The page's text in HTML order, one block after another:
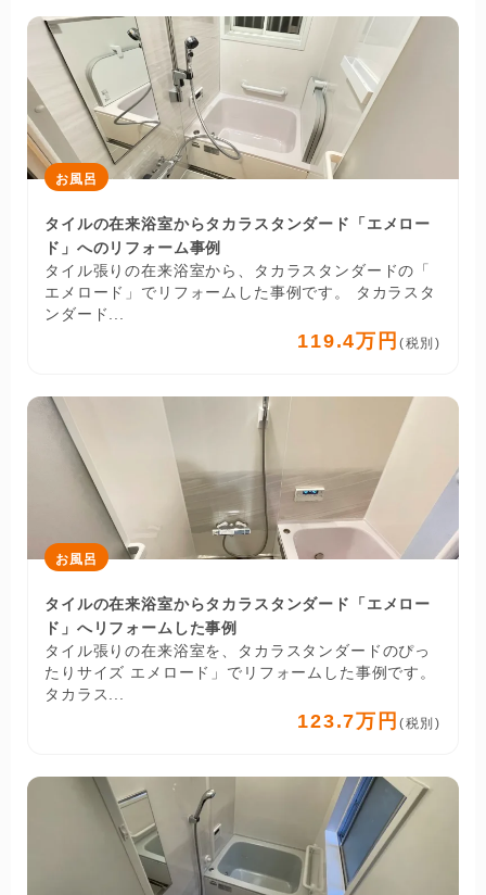
お風呂
タイルの在来浴室からタカラスタンダード「エメロー
ド」へのリフォーム事例
タイル張りの在来浴室から、タカラスタンダードの「
エメロード」でリフォームした事例です。 タカラスタ
ンダード...
119.4万円 (税別)
お風呂
タイルの在来浴室からタカラスタンダード「エメロー
ド」へリフォームした事例
タイル張りの在来浴室を、タカラスタンダードのぴっ
たりサイズ エメロード」でリフォームした事例です。
タカラス...
123.7万円 (税別)